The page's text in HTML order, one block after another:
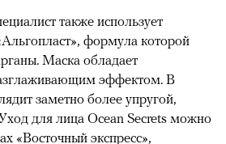
также использует
формула которой
Маска обладает
эффектом. В
заметно более упругой,
для лица Ocean Secrets можно
«Восточный экспресс»,